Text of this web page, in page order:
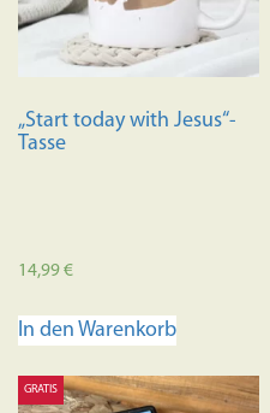
können
auf
der
gewählt
„Start today with Jesus“-
Tasse
14,99€
In den Warenkorb
GRATIS